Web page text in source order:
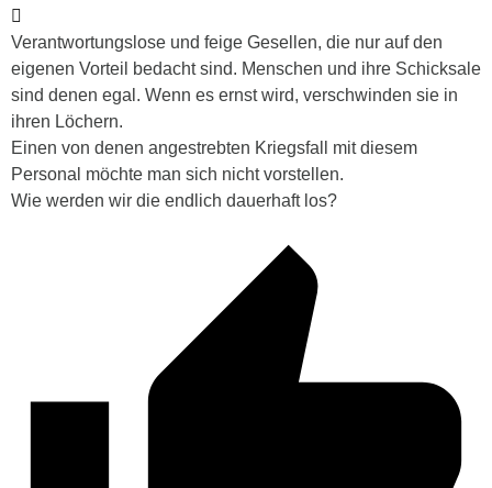
Verantwortungslose und feige Gesellen, die nur auf den
eigenen Vorteil bedacht sind. Menschen und ihre Schicksale
sind denen egal. Wenn es ernst wird, verschwinden sie in
ihren Löchern.
Einen von denen angestrebten Kriegsfall mit diesem
Personal möchte man sich nicht vorstellen.
Wie werden wir die endlich dauerhaft los?